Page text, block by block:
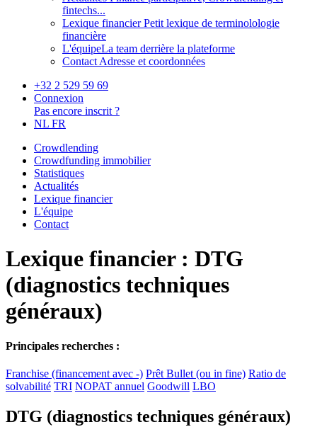
fintechs...
Lexique financierPetit lexique de terminolologie
financière
L'équipeLa team derrière la plateforme
Contact Adresse et coordonnées
+32 2 529 59 69
Connexion
Pas encore inscrit ?
NL FR
Crowdlending
Crowdfunding immobilier
Statistiques
Actualités
Lexique financier
L'équipe
Contact
Lexique financier : DTG
(diagnostics techniques
généraux)
Principales recherches :
Franchise (financement avec -) Prêt Bullet (ou in fine) Ratio de
solvabilité TRI NOPAT annuel Goodwill LBO
DTG (diagnostics techniques généraux)